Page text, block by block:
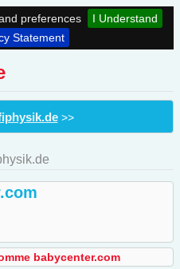
preferences
I Understand
Statement
>>
babycenter.com